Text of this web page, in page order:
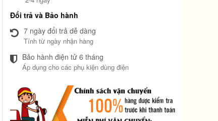
Đổi trả và Bảo hành
7 ngày đổi trả dễ dàng
Tính từ ngày nhận hàng
Bảo hành điện tử 6 tháng
Áp dụng cho các phụ kiện dùng điện